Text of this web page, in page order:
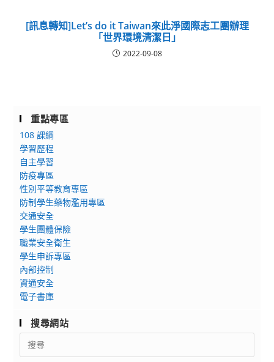
[訊息轉知]Let’s do it Taiwan來此淨國際志工團辦理
「世界環境清潔日」
2022-09-08
重點專區
108 課綱
學習歷程
自主學習
防疫專區
性別平等教育專區
防制學生藥物濫用專區
交通安全
學生團體保險
職業安全衛生
學生申訴專區
內部控制
資通安全
電子書庫
搜尋網站
Search
for: